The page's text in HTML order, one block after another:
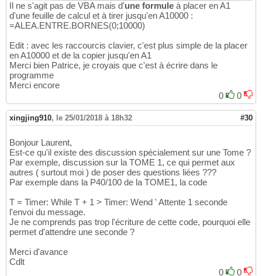
Il ne s'agit pas de VBA mais d'une formule à placer en A1
d'une feuille de calcul et à tirer jusqu'en A10000 :
=ALEA.ENTRE.BORNES(0;10000)
Edit : avec les raccourcis clavier, c'est plus simple de la placer
en A10000 et de la copier jusqu'en A1
Merci bien Patrice, je croyais que c'est à écrire dans le
programme
Merci encore
0
0
xingjing910, le 25/01/2018 à 18h32 #30
Bonjour Laurent,
Est-ce qu'il existe des discussion spécialement sur une Tome ?
Par exemple, discussion sur la TOME 1, ce qui permet aux
autres ( surtout moi ) de poser des questions liées ???
Par exemple dans la P40/100 de la TOME1, la code
T = Timer: While T + 1 > Timer: Wend ' Attente 1 seconde
l'envoi du message.
Je ne comprends pas trop l'écriture de cette code, pourquoi elle
permet d'attendre une seconde ?
Merci d'avance
Cdlt
0
0